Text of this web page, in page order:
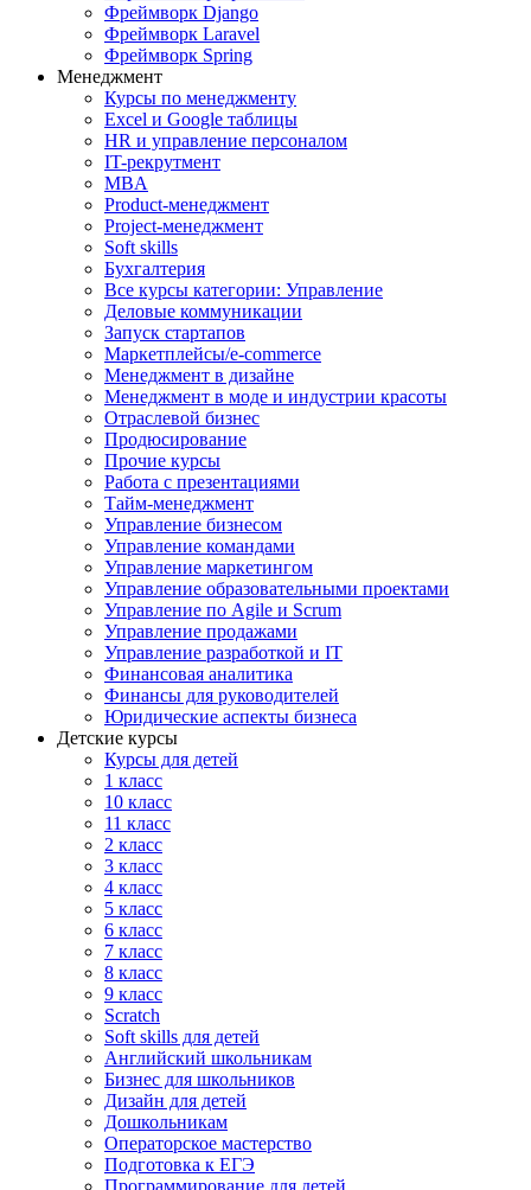
Фреймворк Django
Фреймворк Laravel
Фреймворк Spring
Менеджмент
Курсы по менеджменту
Excel и Google таблицы
HR и управление персоналом
IT-рекрутмент
MBA
Product-менеджмент
Project-менеджмент
Soft skills
Бухгалтерия
Все курсы категории: Управление
Деловые коммуникации
Запуск стартапов
Маркетплейсы/e-commerce
Менеджмент в дизайне
Менеджмент в моде и индустрии красоты
Отраслевой бизнес
Продюсирование
Прочие курсы
Работа с презентациями
Тайм-менеджмент
Управление бизнесом
Управление командами
Управление маркетингом
Управление образовательными проектами
Управление по Agile и Scrum
Управление продажами
Управление разработкой и IT
Финансовая аналитика
Финансы для руководителей
Юридические аспекты бизнеса
Детские курсы
Курсы для детей
1 класс
10 класс
11 класс
2 класс
3 класс
4 класс
5 класс
6 класс
7 класс
8 класс
9 класс
Scratch
Soft skills для детей
Английский школьникам
Бизнес для школьников
Дизайн для детей
Дошкольникам
Операторское мастерство
Подготовка к ЕГЭ
Программирование для детей